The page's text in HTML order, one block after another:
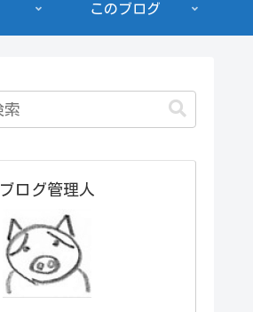
このブログ
ブログ管理人